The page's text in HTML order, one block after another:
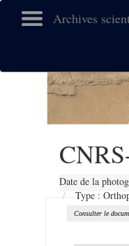
Archives
Date de la
Type :
Consulter le